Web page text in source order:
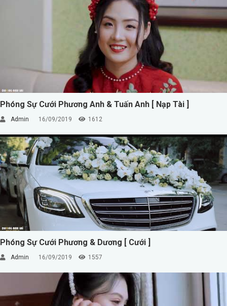
Phóng Sự Cưới Phương Anh & Tuấn Anh [ Nạp Tài ]
Admin 16/09/2019 1612
Phóng Sự Cưới Phương & Dương [ Cưới ]
Admin 16/09/2019 1557